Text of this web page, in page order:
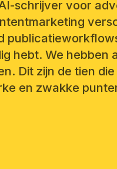
schrijver voor
hebt. We hebben
Dit zijn de tien
en zwakke